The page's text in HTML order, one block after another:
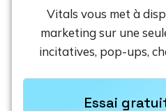
Vitals vous met à
marketing sur une
incitatives, pop-ups,
Essai